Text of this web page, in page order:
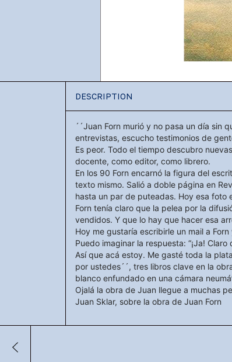
DESCRIPTION
´´Juan Forn murió y no pasa un día sin
entrevistas, escucho testimonios de
Es peor. Todo el tiempo descubro
docente, como editor, como librero.
En los 90 Forn encarnó la figura del
texto mismo. Salió a doble página en
hasta un par de puteadas. Hoy esa foto
Forn tenía claro que la pelea por la
vendidos. Y que lo hay que hacer esa
Hoy me gustaría escribirle un mail a
Puedo imaginar la respuesta: “¡Ja!
Así que acá estoy. Me gasté toda la
por ustedes´´, tres libros clave en la
blanco enfundado en una cámara
Ojalá la obra de Juan llegue a muchas
Juan Sklar, sobre la obra de Juan Forn